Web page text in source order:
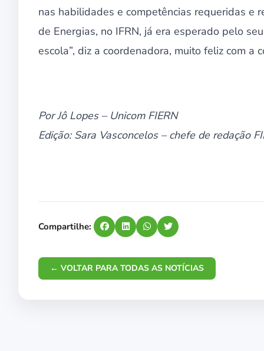
nas habilidades e competências requeridas e
de Energias, no IFRN, já era esperado pelo
escola”, diz a coordenadora, muito feliz com
Por Jô Lopes – Unicom FIERN
Edição: Sara Vasconcelos – chefe de redação
Compartilhe:
← VOLTAR PARA TODAS AS NOTÍCIAS